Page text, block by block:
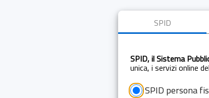
SPID
SPID, il Sistema
unica, i servizi online
SPID persona